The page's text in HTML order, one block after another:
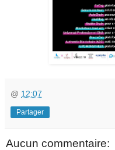
@ 12:07
Partager
Aucun commentaire: